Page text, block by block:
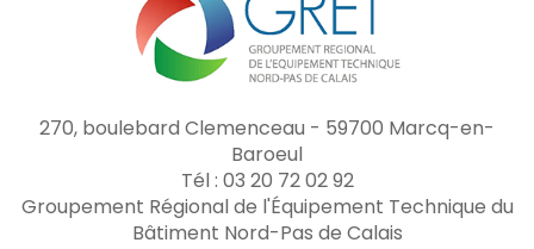
270, boulebard Clemenceau - 59700 Marcq-en-
Baroeul
Tél : 03 20 72 02 92
Groupement Régional de l'Équipement Technique du
Bâtiment Nord-Pas de Calais